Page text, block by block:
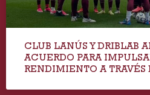
CLUB LANÚS Y DRIBLAB
ACUERDO PARA
RENDIMIENTO A TRAVÉS